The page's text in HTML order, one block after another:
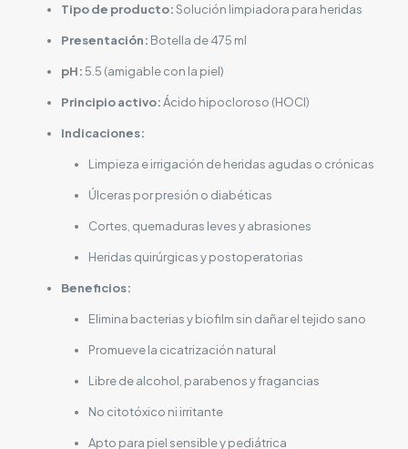
Tipo de producto:Solución limpiadora para heridas
Presentación: Botella de 475 ml
pH:5.5 (amigable con la piel)
Principio activo:Ácido hipocloroso (HOCl)
Indicaciones:
Limpieza e irrigación de heridas agudas o crónicas
Úlceras por presión o diabéticas
Cortes, quemaduras leves y abrasiones
Heridas quirúrgicas y postoperatorias
Beneficios:
Elimina bacterias y biofilm sin dañar el tejido sano
Promueve la cicatrización natural
Libre de alcohol, parabenos y fragancias
No citotóxico ni irritante
Apto para piel sensible y pediátrica